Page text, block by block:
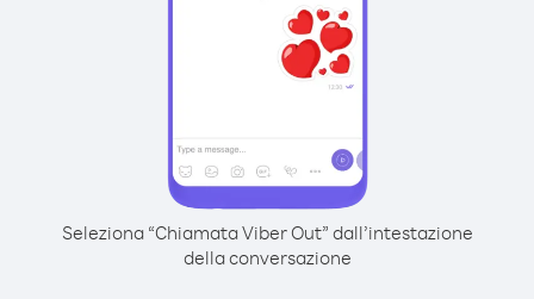
Seleziona “Chiamata Viber Out” dall’intestazione
della conversazione